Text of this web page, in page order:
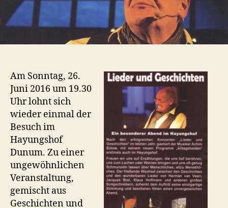
Am Sonntag, 26.
Juni 2016 um 19.30
Uhr lohnt sich
wieder einmal der
Besuch im
Hayungshof
Dunum. Zu einer
ungewöhnlichen
Veranstaltung,
gemischt aus
Geschichten und